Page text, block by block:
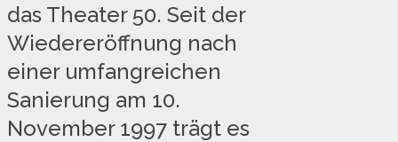
das Theater 50. Seit der
Wiedereröffnung nach
einer umfangreichen
Sanierung am 10.
November 1997 trägt es